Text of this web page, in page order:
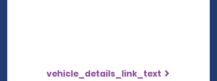
vehicle_details_link_text